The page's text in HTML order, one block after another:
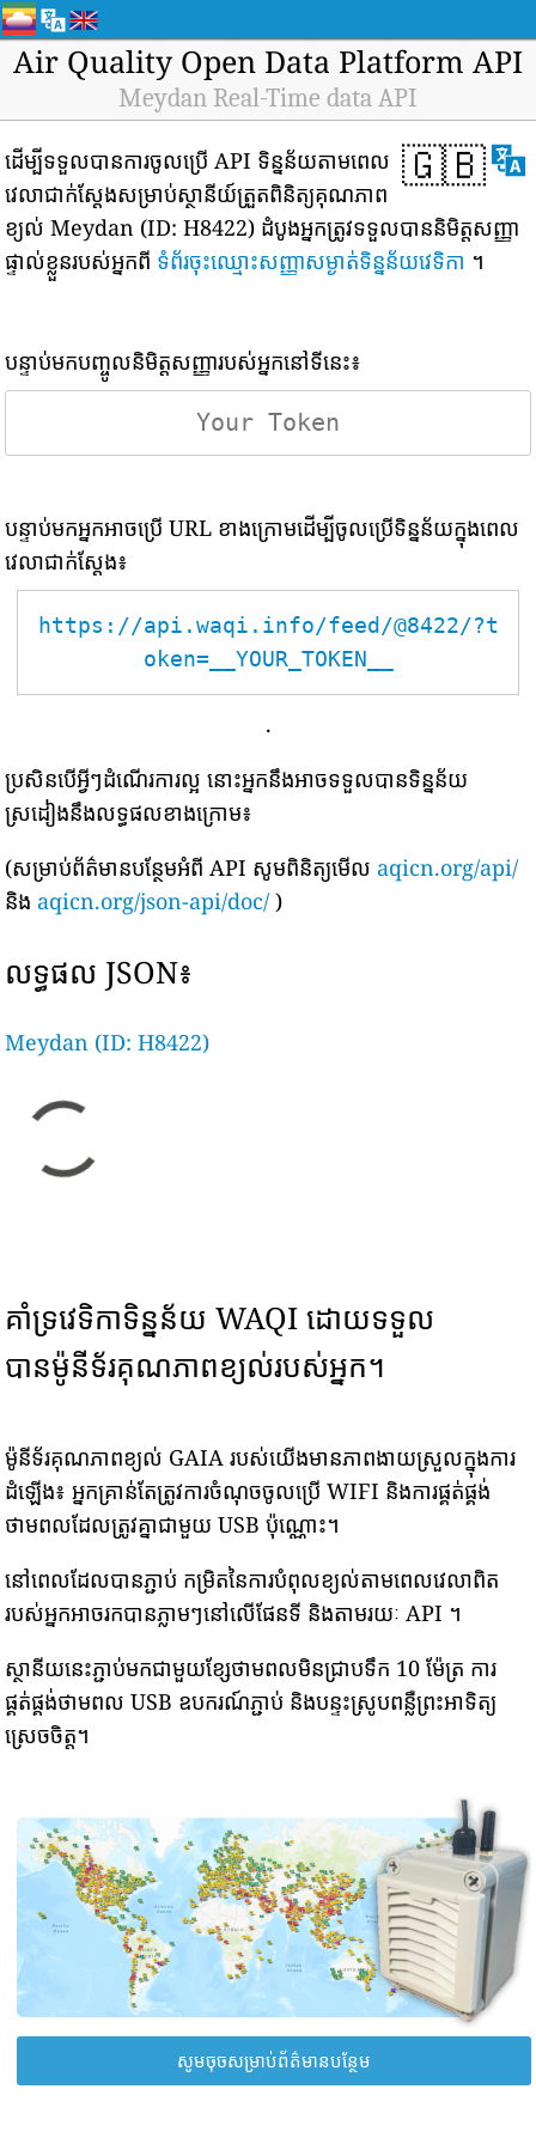
Air Quality Open Data Platform API
Meydan Real-Time data API
🇬🇧
ដើម្បីទទួលបានការចូលប្រើ API ទិន្នន័យតាមពេល
វេលាជាក់ស្តែងសម្រាប់ស្ថានីយ៍ត្រួតពិនិត្យគុណភាព
ខ្យល់ Meydan (ID: H8422) ដំបូងអ្នកត្រូវទទួលបាននិមិត្តសញ្ញា
ផ្ទាល់ខ្លួនរបស់អ្នកពី ទំព័រចុះឈ្មោះសញ្ញាសម្ងាត់ទិន្នន័យវេទិកា ។
បន្ទាប់មកបញ្ចូលនិមិត្តសញ្ញារបស់អ្នកនៅទីនេះ៖
បន្ទាប់មកអ្នកអាចប្រើ URL ខាងក្រោមដើម្បីចូលប្រើទិន្នន័យក្នុងពេល
វេលាជាក់ស្តែង៖
https://api.waqi.info/feed/@8422/?t
oken=__YOUR_TOKEN__
.
ប្រសិនបើអ្វីៗដំណើរការល្អ នោះអ្នកនឹងអាចទទួលបានទិន្នន័យ
ស្រដៀងនឹងលទ្ធផលខាងក្រោម៖
(សម្រាប់ព័ត៌មានបន្ថែមអំពី API សូមពិនិត្យមើល aqicn.org/api/
និង aqicn.org/json-api/doc/ )
លទ្ធផល JSON៖
Meydan (ID: H8422)
គាំទ្រវេទិកាទិន្នន័យ WAQI ដោយទទួល
បានម៉ូនីទ័រគុណភាពខ្យល់របស់អ្នក។
ម៉ូនីទ័រគុណភាពខ្យល់ GAIA របស់យើងមានភាពងាយស្រួលក្នុងការ
ដំឡើង៖ អ្នកគ្រាន់តែត្រូវការចំណុចចូលប្រើ WIFI និងការផ្គត់ផ្គង់
ថាមពលដែលត្រូវគ្នាជាមួយ USB ប៉ុណ្ណោះ។
នៅពេលដែលបានភ្ជាប់ កម្រិតនៃការបំពុលខ្យល់តាមពេលវេលាពិត
របស់អ្នកអាចរកបានភ្លាមៗនៅលើផែនទី និងតាមរយៈ API ។
ស្ថានីយនេះភ្ជាប់មកជាមួយខ្សែថាមពលមិនជ្រាបទឹក 10 ម៉ែត្រ ការ
ផ្គត់ផ្គង់ថាមពល USB ឧបករណ៍ភ្ជាប់ និងបន្ទះស្រូបពន្លឺព្រះអាទិត្យ
ស្រេចចិត្ត។
សូមចុចសម្រាប់ព័ត៌មានបន្ថែម